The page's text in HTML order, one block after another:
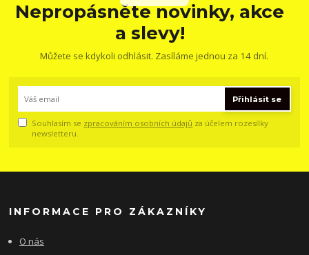
Nepropásněte novinky, akce
a slevy!
Můžete se kdykoli odhlásit. Zasíláme jednou za 14 dní.
Přihlásit se
Souhlasím se zpracováním osobních údajů za účelem rozesílky
newsletteru.
INFORMACE PRO ZÁKAZNÍKY
O nás